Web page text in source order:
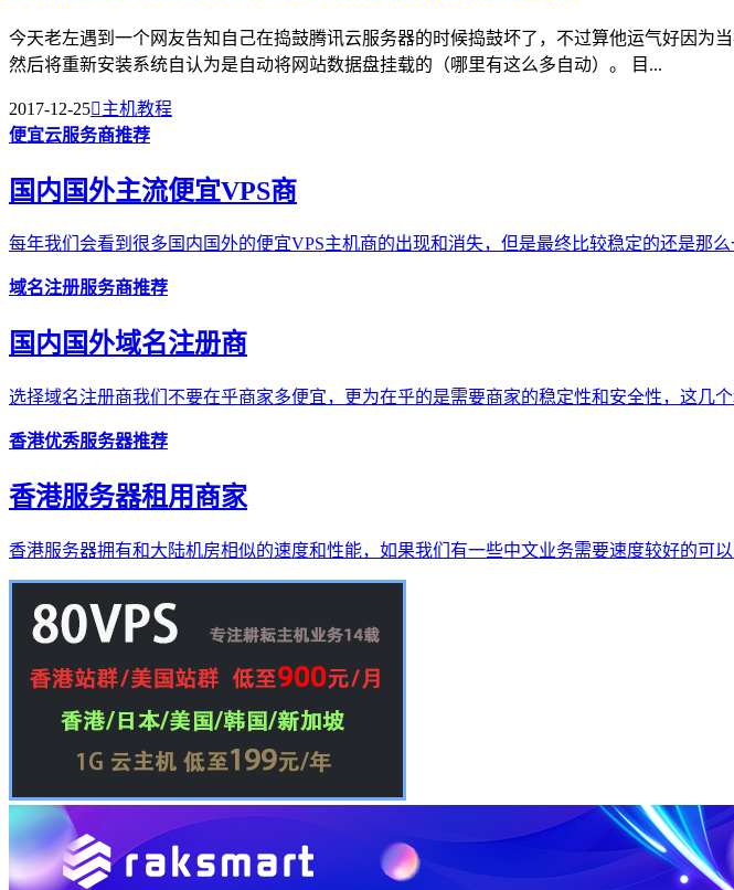
今天老左遇到一个网友告知自己在捣鼓腾讯云服务器的时候捣鼓坏了，不过算他运气好因
然后将重新安装系统自认为是自动将网站数据盘挂载的（哪里有这么多自动）。 目...
2017-12-25主机教程
便宜云服务商推荐
国内国外主流便宜VPS商
每年我们会看到很多国内国外的便宜VPS主机商的出现和消失，但是最终比较稳定的还是那
域名注册服务商推荐
国内国外域名注册商
选择域名注册商我们不要在乎商家多便宜，更为在乎的是需要商家的稳定性和安全性，这几
香港优秀服务器推荐
香港服务器租用商家
香港服务器拥有和大陆机房相似的速度和性能，如果我们有一些中文业务需要速度较好的可